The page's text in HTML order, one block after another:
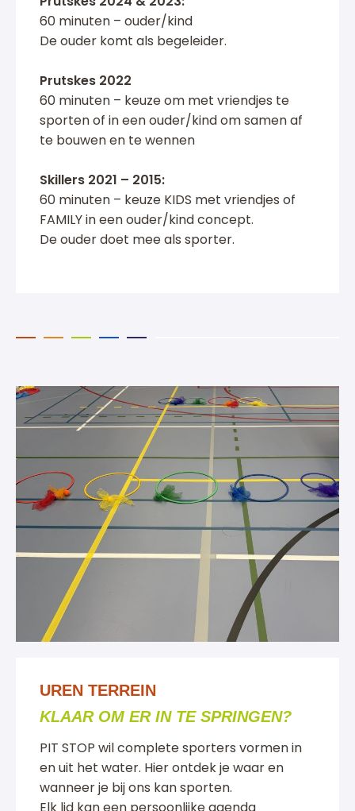
60 minuten – ouder/kind
De ouder komt als begeleider.
Prutskes 2022
60 minuten – keuze om met vriendjes te
sporten of in een ouder/kind om samen af
te bouwen en te wennen
Skillers 2021 – 2015:
60 minuten – keuze KIDS met vriendjes of
FAMILY in een ouder/kind concept.
De ouder doet mee als sporter.
UREN TERREIN
KLAAR OM ER IN TE SPRINGEN?
PIT STOP wil complete sporters vormen in
en uit het water. Hier ontdek je waar en
wanneer je bij ons kan sporten.